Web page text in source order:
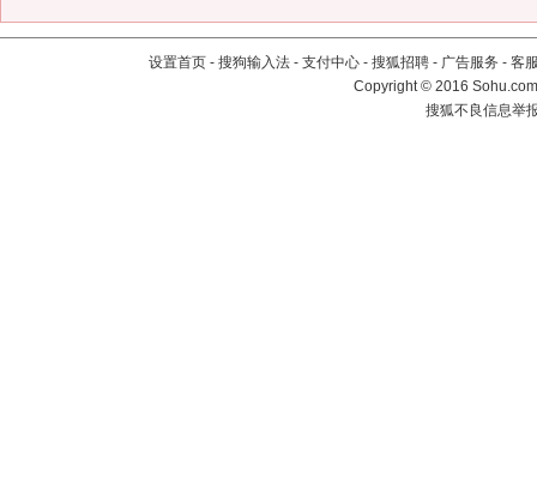
设置首页 - 搜狗输入法 - 支付中心 - 搜狐招聘 - 广告服务 - 客
Copyright©2016
搜狐不良信息举